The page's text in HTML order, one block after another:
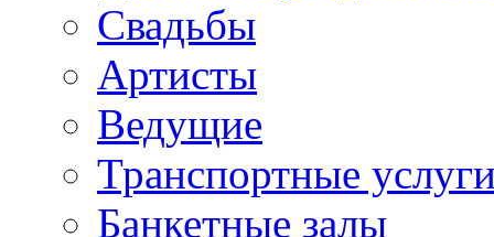
Свадьбы
Артисты
Ведущие
Транспортные
Банкетные залы